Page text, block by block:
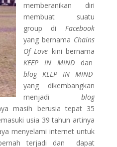
memberanikan diri
membuat suatu
group diFacebook
yang bernama Chains
Of Love kini bernama
KEEP IN MIND dan
blog KEEP IN MIND
yang dikembangkan
menjadiblog
masih berusia tepat 35
usia 39 tahun artinya
menyelami internet untuk
terjadi dan dapat